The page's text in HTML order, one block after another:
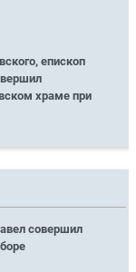
епископ
храме при
совершил